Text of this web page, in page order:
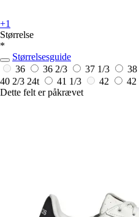
+1
Størrelse
*
Størrelsesguide
36
36 2/3 37 1/3 38
40 2/3 24t 41 1/3 42 42
Dette felt er påkrævet